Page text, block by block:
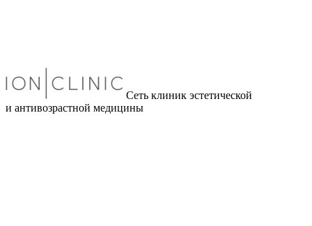
Сеть клиник эстетической
и антивозрастной медицины